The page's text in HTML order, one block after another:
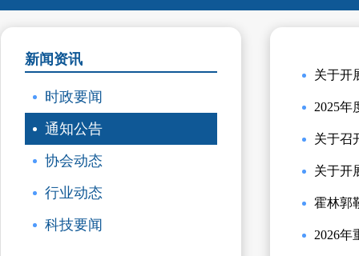
新闻资讯
时政要闻
通知公告
协会动态
行业动态
科技要闻
关于开
2025年
关于召
关于开
霍林郭
2026年